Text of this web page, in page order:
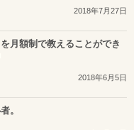
2018年7月27日
月額制で教えることができ
2018年6月5日
。